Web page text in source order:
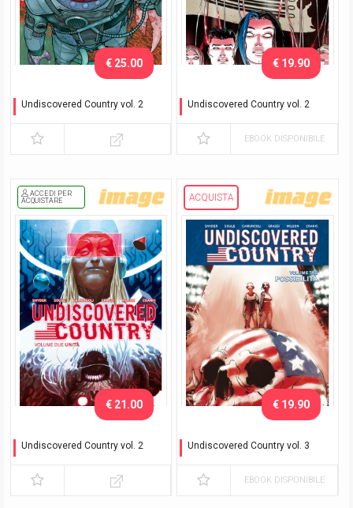
Undiscovered Country vol. 2
€ 25.00
Undiscovered Country vol. 2
€ 19.90
EBOOK DISPONIBILE
ACCEDI PER
ACQUISTARE
Undiscovered Country vol. 2
€ 21.00
ACQUISTA
Undiscovered Country vol. 3
€ 19.90
EBOOK DISPONIBILE